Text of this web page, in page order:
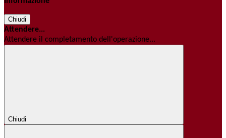
Chiudi
Attendere...
Attendere il completamento dell'operazione...
Chiudi